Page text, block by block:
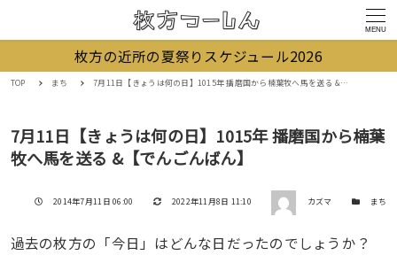
MENU
枚方の近所の夏祭りスケジュール2026
TOP まち 7月11日【きょうは何の日】1015年 播磨国から楠葉牧へ馬を送る &【でんごんばん】
7月11日【きょうは何の日】1015年 播磨国から楠葉
牧へ馬を送る &【でんごんばん】
投稿日
2014年7月11日 06:00 更新日
2022年11月8日 11:10 著者 カズマ カテゴリー
まち
過去の枚方の「今日」はどんな日だったのでしょうか？